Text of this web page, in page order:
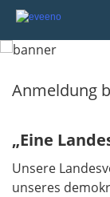
Anmeldung
„Eine
Unsere
unseres